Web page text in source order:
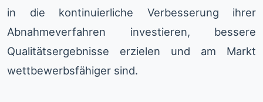
in die kontinuierliche Verbesserung ihrer
Abnahmeverfahren investieren, bessere
Qualitätsergebnisse erzielen und am Markt
wettbewerbsfähiger sind.